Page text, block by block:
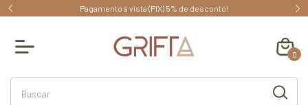
Pagamento á vista (PIX) 5% de desconto!
0